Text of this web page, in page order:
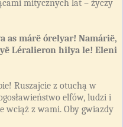
mitycznych lat – życzy
as márë órelyar! Namárië,
Léralieron hilya le! Eleni
Ruszajcie z otuchą w
elfów, ludzi i
wciąż z wami. Oby gwiazdy